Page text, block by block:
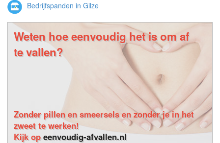
Bedrijfspanden in Gilze
Weten hoe eenvoudig het is om af
te vallen?
Zonder pillen en smeersels en zonder je in het
zweet te werken!
Kijk opeenvoudig-afvallen.nl